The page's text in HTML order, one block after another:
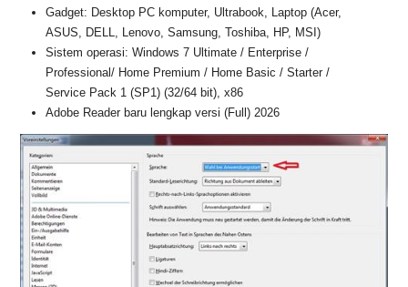
Gadget: Desktop PC komputer, Ultrabook, Laptop (Acer,
ASUS, DELL, Lenovo, Samsung, Toshiba, HP, MSI)
Sistem operasi: Windows 7 Ultimate / Enterprise /
Professional/ Home Premium / Home Basic / Starter /
Service Pack 1 (SP1) (32/64 bit), x86
Adobe Reader baru lengkap versi (Full) 2026